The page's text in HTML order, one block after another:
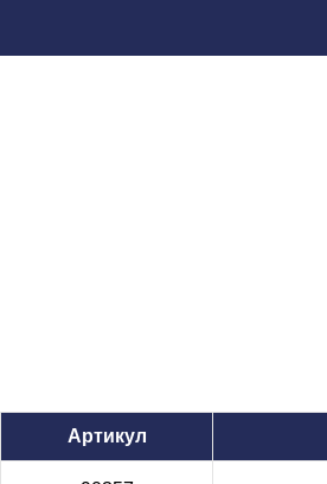
Артикул